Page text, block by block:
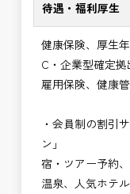
待遇・福利厚生
健康保険、厚生
C・企業型確定拠
雇用保険、健康
・会員制の割引
ン」
宿・ツアー予約
温泉、人気ホテ